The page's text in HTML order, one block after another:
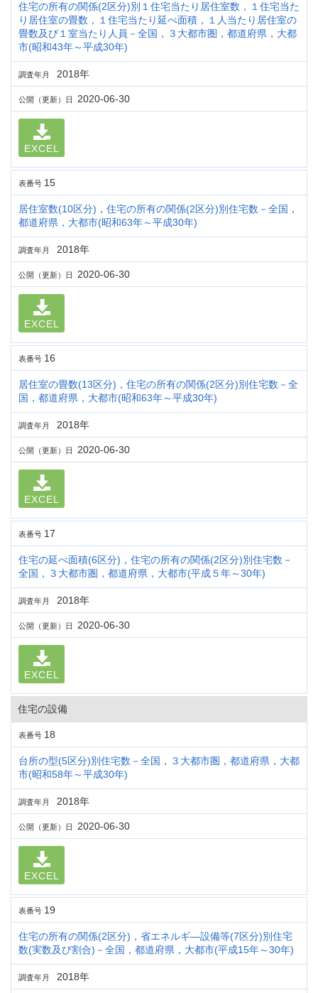
住宅の所有の関係(2区分)別１住宅当たり居住室数，１住宅当た
り居住室の畳数，１住宅当たり延べ面積，１人当たり居住室の
畳数及び１室当たり人員－全国，３大都市圏，都道府県，大都
市(昭和43年～平成30年)
調査年月 2018年
公開（更新）日 2020-06-30
EXCEL
表番号 15
居住室数(10区分)，住宅の所有の関係(2区分)別住宅数－全国，
都道府県，大都市(昭和63年～平成30年)
調査年月 2018年
公開（更新）日 2020-06-30
EXCEL
表番号 16
居住室の畳数(13区分)，住宅の所有の関係(2区分)別住宅数－全
国，都道府県，大都市(昭和63年～平成30年)
調査年月 2018年
公開（更新）日 2020-06-30
EXCEL
表番号 17
住宅の延べ面積(6区分)，住宅の所有の関係(2区分)別住宅数－
全国，３大都市圏，都道府県，大都市(平成５年～30年)
調査年月 2018年
公開（更新）日 2020-06-30
EXCEL
住宅の設備
表番号 18
台所の型(5区分)別住宅数－全国，３大都市圏，都道府県，大都
市(昭和58年～平成30年)
調査年月 2018年
公開（更新）日 2020-06-30
EXCEL
表番号 19
住宅の所有の関係(2区分)，省エネルギ―設備等(7区分)別住宅
数(実数及び割合)－全国，都道府県，大都市(平成15年～30年)
調査年月 2018年